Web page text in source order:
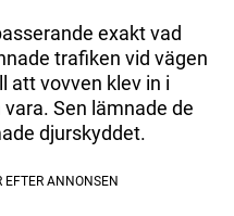
exakt vad
trafiken vid vägen
att vovven klev in i
Sen lämnade de
djurskyddet.